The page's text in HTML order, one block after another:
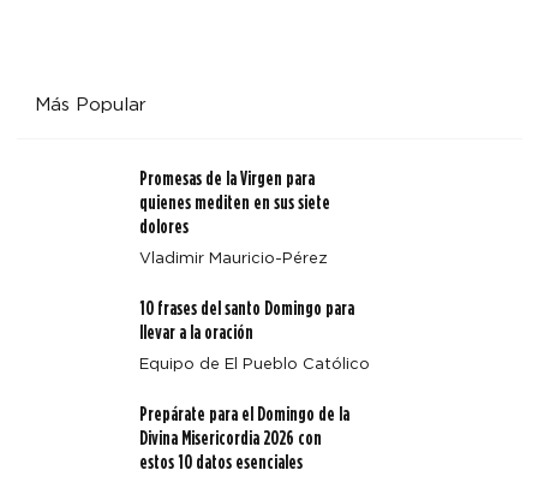
Más Popular
Promesas de la Virgen para
quienes mediten en sus siete
dolores
Vladimir Mauricio-Pérez
10 frases del santo Domingo para
llevar a la oración
Equipo de El Pueblo Católico
Prepárate para el Domingo de la
Divina Misericordia 2026 con
estos 10 datos esenciales